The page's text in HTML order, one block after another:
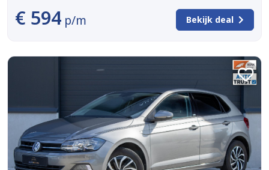
€ 594 p/m Bekijk deal